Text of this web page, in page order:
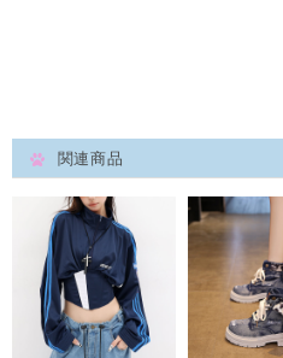
関連商品